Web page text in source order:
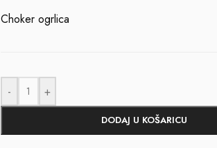
Choker ogrlica
- +
DODAJ U KOŠARICU